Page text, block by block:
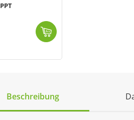
Beschreibung